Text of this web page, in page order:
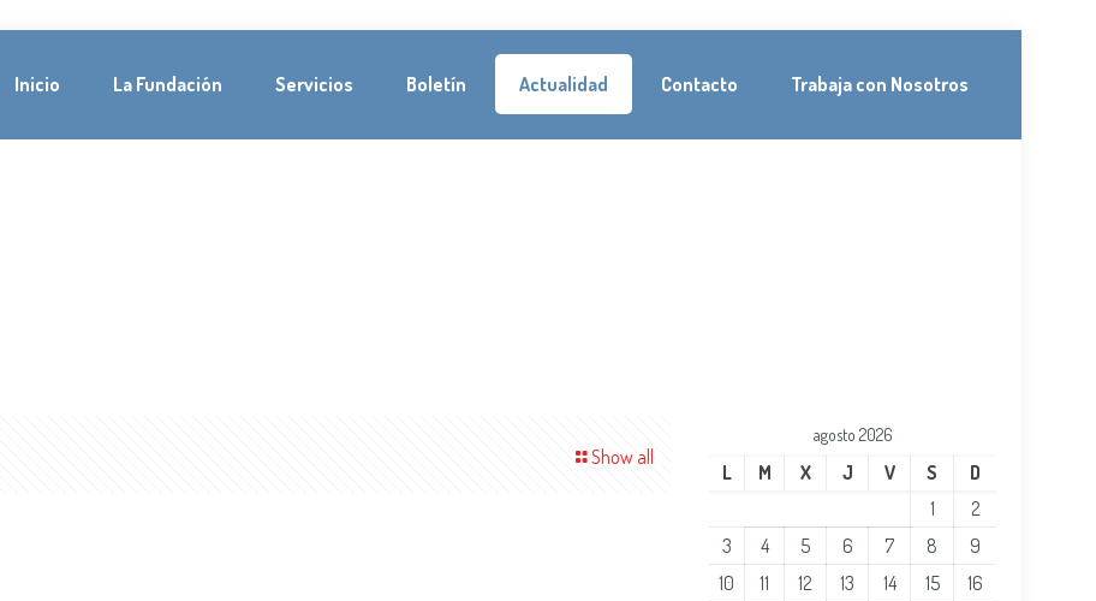
Inicio La Fundación Servicios Boletín Actualidad Contacto Trabaja con Nosotros
Show all
agosto 2026
L M X J V S
D
1
2
3
4 5 6 7 8
9
10
11 12 13 14 15
16